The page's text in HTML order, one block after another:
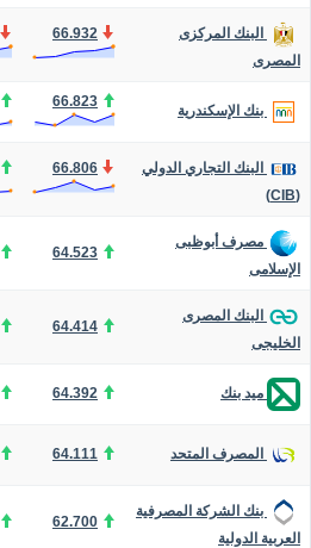
البنك المركزى
المصرى
66.932
بنك الإسكندرية
66.823
البنك التجاري الدولي
(CIB)
66.806
مصرف أبوظبى
الإسلامى
64.523
البنك المصرى
الخليجى
64.414
ميد بنك 64.392
المصرف المتحد 64.111
بنك الشركة المصرفية
العربية الدولية
62.700